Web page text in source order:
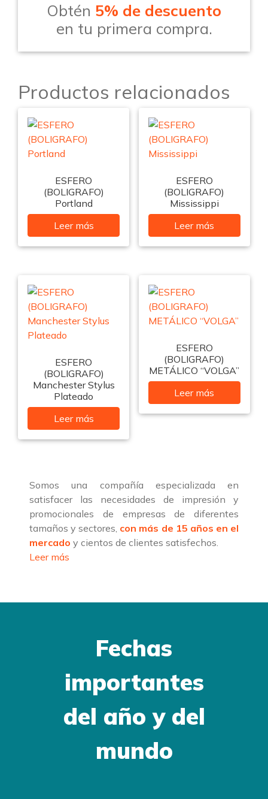
Obtén 5% de descuento
en tu primera compra.
Productos relacionados
ESFERO
(BOLIGRAFO)
Portland
Leer más
ESFERO
(BOLIGRAFO)
Mississippi
Leer más
ESFERO
(BOLIGRAFO)
Manchester Stylus
Plateado
Leer más
ESFERO
(BOLIGRAFO)
METÁLICO “VOLGA”
Leer más
Somos una compañía especializada en
satisfacer las necesidades de impresión y
promocionales de empresas de diferentes
tamaños y sectores, con más de 15 años en el
mercado y cientos de clientes satisfechos.
Leer más
Fechas
importantes
del año y del
mundo